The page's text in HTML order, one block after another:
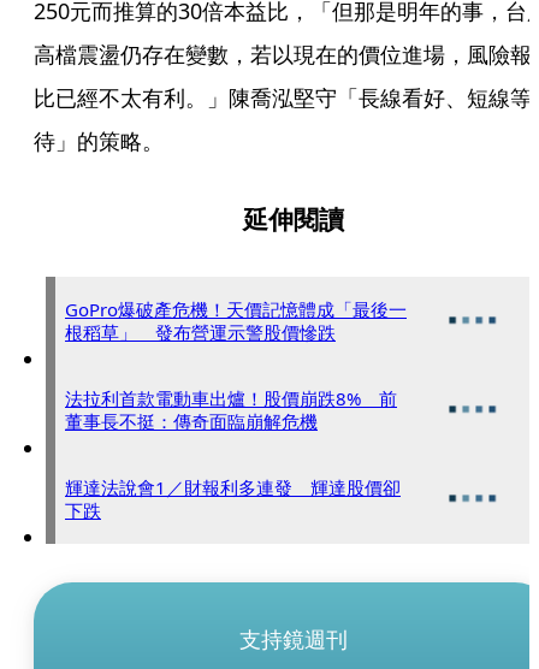
250元而推算的30倍本益比，「但那是明年的事，台
高檔震盪仍存在變數，若以現在的價位進場，風險報
比已經不太有利。」陳喬泓堅守「長線看好、短線等
待」的策略。
延伸閱讀
GoPro爆破產危機！天價記憶體成「最後一
根稻草」 發布營運示警股價慘跌
法拉利首款電動車出爐！股價崩跌8% 前
董事長不挺：傳奇面臨崩解危機
輝達法說會1／財報利多連發 輝達股價卻
下跌
支持鏡週刊